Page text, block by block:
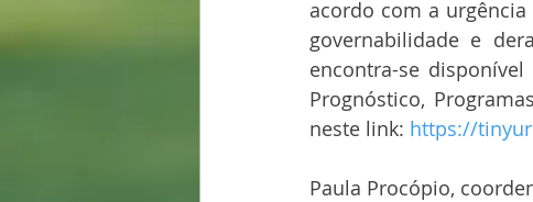
acordo com a
governabilidade e
encontra-se
Prognóstico,
neste link: https://
Paula Procópio,